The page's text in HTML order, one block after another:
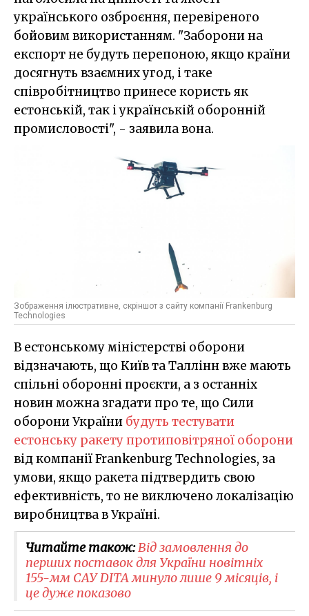
українського озброєння, перевіреного
бойовим використанням. "Заборони на
експорт не будуть перепоною, якщо країни
досягнуть взаємних угод, і таке
співробітництво принесе користь як
естонській, так і українській оборонній
промисловості", - заявила вона.
Зображення ілюстративне, скріншот з сайту компанії Frankenburg
Technologies
В естонському міністерстві оборони
відзначають, що Київ та Таллінн вже мають
спільні оборонні проєкти, а з останніх
новин можна згадати про те, що Сили
оборони України будуть тестувати
естонську ракету протиповітряної оборони
від компанії Frankenburg Technologies, за
умови, якщо ракета підтвердить свою
ефективність, то не виключено локалізацію
виробництва в Україні.
Читайте також:Від замовлення до
перших поставок для України новітніх
155-мм САУ DITA минуло лише 9 місяців, і
це дуже показово